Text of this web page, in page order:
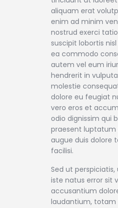
aliquam erat
enim ad minim
nostrud exerci
suscipit lobortis
ea commodo
autem vel eum
hendrerit in
molestie
dolore eu feugiat
vero eros et
odio dignissim qui
praesent luptatum
augue duis dolore
facilisi.
Sed ut
iste natus error sit
accusantium
laudantium, totam